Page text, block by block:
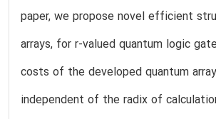
paper, we propose novel efficient
arrays, for r-valued quantum logic
costs of the developed quantum
independent of the radix of